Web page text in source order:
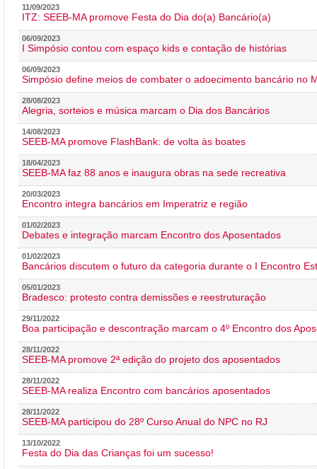
11/09/2023
ITZ: SEEB-MA promove Festa do Dia do(a) Bancário(a)
06/09/2023
I Simpósio contou com espaço kids e contação de histórias
06/09/2023
Simpósio define meios de combater o adoecimento bancário no
28/08/2023
Alegria, sorteios e música marcam o Dia dos Bancários
14/08/2023
SEEB-MA promove FlashBank: de volta às boates
18/04/2023
SEEB-MA faz 88 anos e inaugura obras na sede recreativa
20/03/2023
Encontro integra bancários em Imperatriz e região
01/02/2023
Debates e integração marcam Encontro dos Aposentados
01/02/2023
Bancários discutem o futuro da categoria durante o I Encontro
05/01/2023
Bradesco: protesto contra demissões e reestruturação
29/11/2022
Boa participação e descontração marcam o 4º Encontro dos
28/11/2022
SEEB-MA promove 2ª edição do projeto dos aposentados
28/11/2022
SEEB-MA realiza Encontro com bancários aposentados
28/11/2022
SEEB-MA participou do 28º Curso Anual do NPC no RJ
13/10/2022
Festa do Dia das Crianças foi um sucesso!